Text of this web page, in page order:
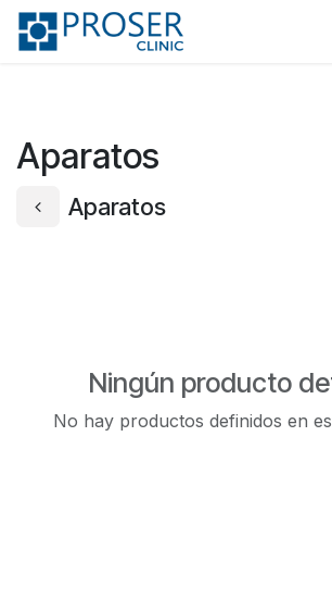
Ir al contenido
Aparatos
Aparatos
Ningún producto
No hay productos definidos en